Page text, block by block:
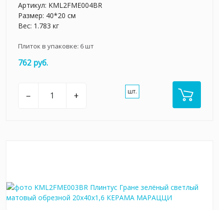
Артикул: KML2FME004BR
Размер: 40*20 см
Вес: 1.783 кг
Плиток в упаковке: 6шт
762 руб.
– + шт.